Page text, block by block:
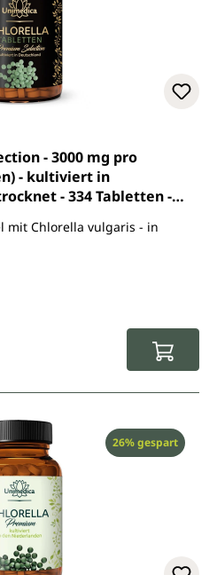
von 4.4 von 5 Sternen
- 3000 mg pro
- kultiviert in
- 334 Tabletten -
mit Chlorella vulgaris - in
Rabatt
26% gespart